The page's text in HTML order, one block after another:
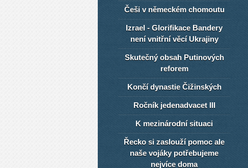
Češi v německém chomoutu
Izrael - Glorifikace Bandery
není vnitřní věcí Ukrajiny
Skutečný obsah Putinových
reforem
Končí dynastie Čižinských
Ročník jedenadvacet III
K mezinárodní situaci
Řecko si zaslouží pomoc ale
naše vojáky potřebujeme
nejvíce doma